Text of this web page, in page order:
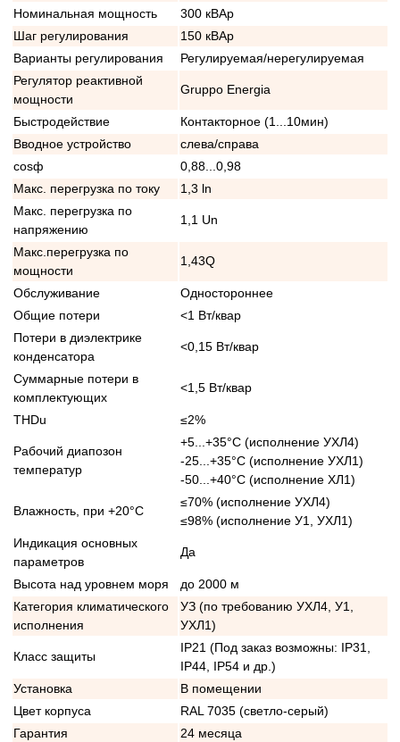
Номинальная мощность
300 кВАр
Шаг регулирования
150 кВАр
Варианты регулирования
Регулируемая/нерегулируемая
Регулятор реактивной
мощности
Gruppo Energia
Быстродействие
Контакторное (1...10мин)
Вводное устройство
слева/справа
cosф
0,88...0,98
Макс. перегрузка по току
1,3 ln
Макс. перегрузка по
напряжению
1,1 Un
Макс.перегрузка по
мощности
1,43Q
Обслуживание
Одностороннее
Общие потери
<1 Вт/квар
Потери в диэлектрике
конденсатора
<0,15 Вт/квар
Суммарные потери в
комплектующих
<1,5 Вт/квар
THDu ≤2%
Рабочий диапозон
температур
+5...+35°С (исполнение УХЛ4)
-25...+35°С (исполнение УХЛ1)
-50...+40°С (исполнение ХЛ1)
Влажность, при +20°С
≤70% (исполнение УХЛ4)
≤98% (исполнение У1, УХЛ1)
Индикация основных
параметров
Да
Высота над уровнем моря
до 2000 м
Категория климатического
исполнения
УЗ (по требованию УХЛ4, У1,
УХЛ1)
Класс защиты
IP21 (Под заказ возможны: IP31,
IP44, IP54 и др.)
Установка
В помещении
Цвет корпуса
RAL 7035 (светло-серый)
Гарантия
24 месяца